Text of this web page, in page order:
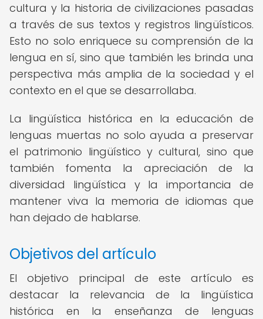
cultura y la historia de civilizaciones pasadas
a través de sus textos y registros lingüísticos.
Esto no solo enriquece su comprensión de la
lengua en sí, sino que también les brinda una
perspectiva más amplia de la sociedad y el
contexto en el que se desarrollaba.
La lingüística histórica en la educación de
lenguas muertas no solo ayuda a preservar
el patrimonio lingüístico y cultural, sino que
también fomenta la apreciación de la
diversidad lingüística y la importancia de
mantener viva la memoria de idiomas que
han dejado de hablarse.
Objetivos del artículo
El objetivo principal de este artículo es
destacar la relevancia de la lingüística
histórica en la enseñanza de lenguas